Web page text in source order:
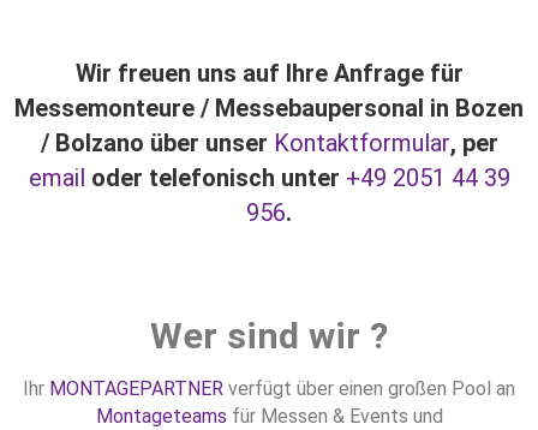
Wir freuen uns auf Ihre Anfrage für
Messemonteure / Messebaupersonal in Bozen
/ Bolzano über unser Kontaktformular, per
email oder telefonisch unter +49 2051 44 39
956.
Wer sind wir ?
Ihr MONTAGEPARTNER verfügt über einen großen Pool an
Montageteams für Messen & Events und